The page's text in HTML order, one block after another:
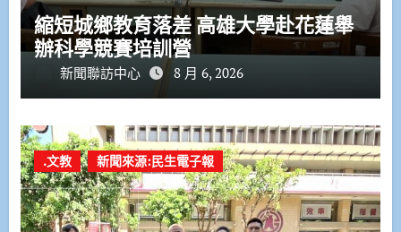
縮短城鄉教育落差 高雄大學赴花蓮舉
辦科學競賽培訓營
新聞聯訪中心 8 月 6, 2026
.文教 新聞來源:民生電子報